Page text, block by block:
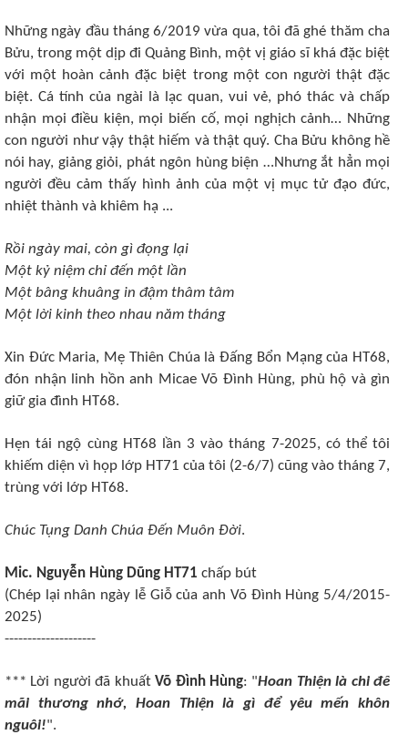
Những ngày đầu tháng 6/2019 vừa qua, tôi đã ghé thăm cha
Bửu, trong một dịp đi Quảng Bình, một vị giáo sĩ khá đặc biệt
với một hoàn cảnh đặc biệt trong một con người thật đặc
biệt. Cá tính của ngài là lạc quan, vui vẻ, phó thác và chấp
nhận mọi điều kiện, mọi biến cố, mọi nghịch cảnh… Những
con người như vậy thật hiếm và thật quý. Cha Bửu không hề
nói hay, giảng giỏi, phát ngôn hùng biện …Nhưng ắt hẳn mọi
người đều cảm thấy hình ảnh của một vị mục tử đạo đức,
nhiệt thành và khiêm hạ ...
Rồi ngày mai, còn gì đọng lại
Một kỷ niệm chỉ đến một lần
Một bâng khuâng in đậm thâm tâm
Một lời kinh theo nhau năm tháng
Xin Đức Maria, Mẹ Thiên Chúa là Đấng Bổn Mạng của HT68,
đón nhận linh hồn anh Micae Võ Đình Hùng, phù hộ và gìn
giữ gia đình HT68.
Hẹn tái ngộ cùng HT68 lần 3 vào tháng 7-2025, có thể tôi
khiếm diện vì họp lớp HT71 của tôi (2-6/7) cũng vào tháng 7,
trùng với lớp HT68.
Chúc Tụng Danh Chúa Đến Muôn Đời.
Mic. Nguyễn Hùng Dũng HT71 chấp bút
(Chép lại nhân ngày lễ Giỗ của anh Võ Đình Hùng 5/4/2015-
2025)
--------------------
*** Lời người đã khuấtVõ Đình Hùng: "Hoan Thiện là chi đế
mãi thương nhớ, Hoan Thiện là gì để yêu mến khôn
nguôi!".